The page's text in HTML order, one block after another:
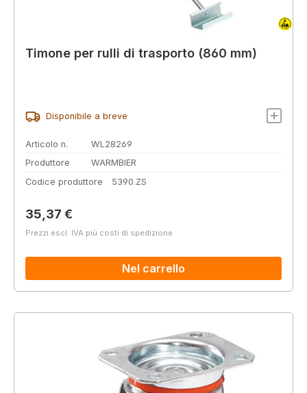
Timone per rulli di trasporto (860 mm)
Disponibile a breve
Articolo n.
WL28269
Produttore
WARMBIER
Codice produttore
5390.ZS
Prezzo normale:
35,37 €
Prezzi escl. IVA più costi di spedizione
Nel carrello